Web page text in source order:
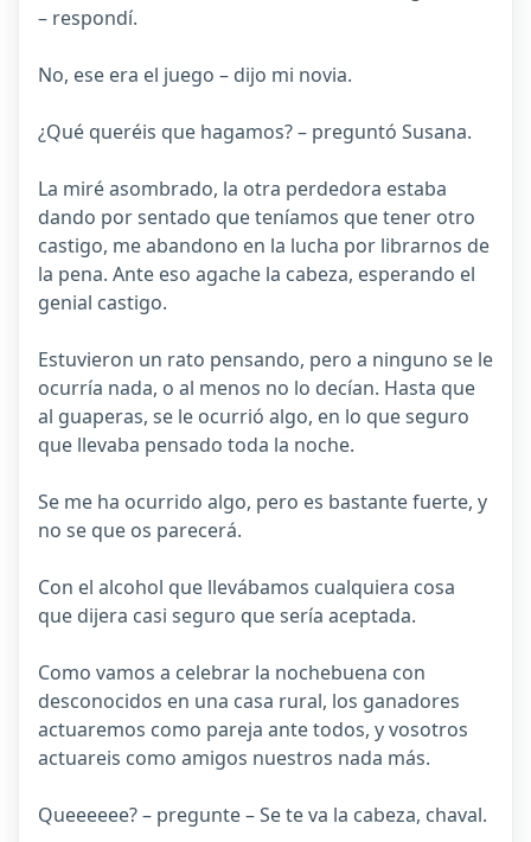
– respondí.
No, ese era el juego – dijo mi novia.
¿Qué queréis que hagamos? – preguntó Susana.
La miré asombrado, la otra perdedora estaba
dando por sentado que teníamos que tener otro
castigo, me abandono en la lucha por librarnos de
la pena. Ante eso agache la cabeza, esperando el
genial castigo.
Estuvieron un rato pensando, pero a ninguno se le
ocurría nada, o al menos no lo decían. Hasta que
al guaperas, se le ocurrió algo, en lo que seguro
que llevaba pensado toda la noche.
Se me ha ocurrido algo, pero es bastante fuerte, y
no se que os parecerá.
Con el alcohol que llevábamos cualquiera cosa
que dijera casi seguro que sería aceptada.
Como vamos a celebrar la nochebuena con
desconocidos en una casa rural, los ganadores
actuaremos como pareja ante todos, y vosotros
actuareis como amigos nuestros nada más.
Queeeeee? – pregunte – Se te va la cabeza, chaval.